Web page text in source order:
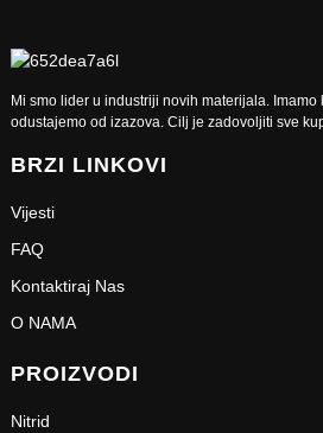
Mi smo lider u industriji novih materijala.
odustajemo od izazova. Cilj je zadovoljiti sve
BRZI LINKOVI
Vijesti
FAQ
Kontaktiraj Nas
O NAMA
PROIZVODI
Nitrid